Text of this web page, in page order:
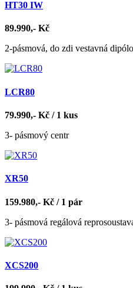
HT30 IW
89.990,- Kč
2-pásmová, do zdi vestavná
LCR80
79.990,- Kč / 1 kus
3- pásmový centr
XR50
159.980,- Kč / 1 pár
3- pásmová regálová
XCS200